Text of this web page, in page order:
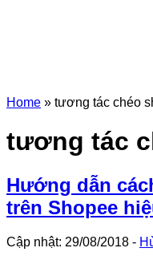
Home » tương tác chéo
tương tác
Hướng dẫn
trên Shopee
Cập nhật: 29/08/2018 -